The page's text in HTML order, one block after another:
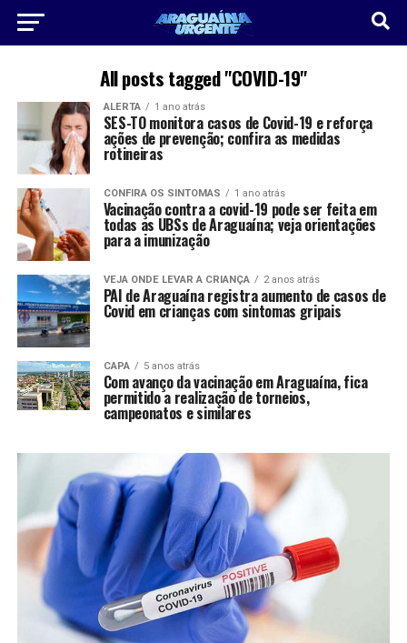
All posts tagged "COVID-19"
ALERTA 1 ano atrás
SES-TO monitora casos de Covid-19 e reforça
ações de prevenção; confira as medidas
rotineiras
CONFIRA OS SINTOMAS 1 ano atrás
Vacinação contra a covid-19 pode ser feita em
todas as UBSs de Araguaína; veja orientações
para a imunização
VEJA ONDE LEVAR A CRIANÇA 2 anos atrás
PAI de Araguaína registra aumento de casos de
Covid em crianças com sintomas gripais
CAPA 5 anos atrás
Com avanço da vacinação em Araguaína, fica
permitido a realização de torneios,
campeonatos e similares